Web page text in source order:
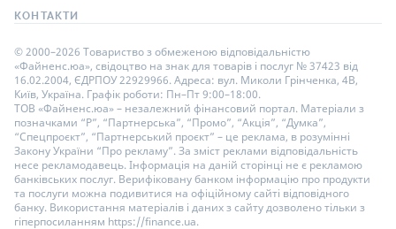
КОНТАКТИ
© 2000–2026 Товариство з обмеженою відповідальністю
«Файненс.юа», свідоцтво на знак для товарів і послуг № 37423 від
16.02.2004, ЄДРПОУ 22929966. Адреса: вул. Миколи Грінченка, 4В,
Київ, Україна. Графік роботи: Пн–Пт 9:00–18:00.
ТОВ «Файненс.юа» – незалежний фінансовий портал. Матеріали з
позначками “Р”, “Партнерська”, “Промо”, “Акція”, “Думка”,
“Спецпроєкт”, “Партнерський проєкт” – це реклама, в розумінні
Закону України “Про рекламу”. За зміст реклами відповідальність
несе рекламодавець. Інформація на даній сторінці не є рекламою
банківських послуг. Верифіковану банком інформацію про продукти
та послуги можна подивитися на офіційному сайті відповідного
банку. Використання матеріалів і даних з сайту дозволено тільки з
гіперпосиланням https://finance.ua.